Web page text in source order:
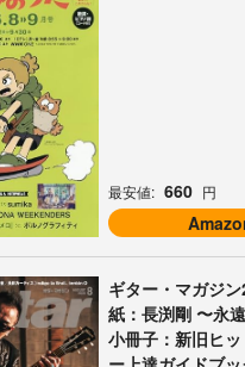
最安値: 660 円
ギター・マガジ
紙：長渕剛 〜永
小冊子：新旧ヒ